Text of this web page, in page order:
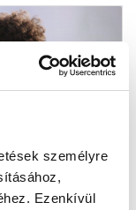
személyre
Ezenkívül